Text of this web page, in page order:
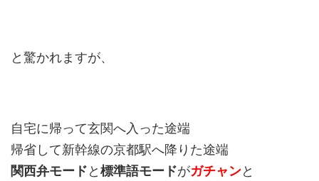
と驚かれますが、
自宅に帰って玄関へ入った途端
帰省して新幹線の京都駅へ降りた途端
関西弁モード と 標準語モードがガチャンと